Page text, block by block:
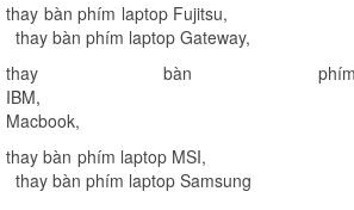
thay bàn phím laptop Fujitsu,
thay bàn phím laptop Gateway,
thay bàn
IBM
Macbook,
thay bàn phím laptop MSI,
thay bàn phím laptop Samsung